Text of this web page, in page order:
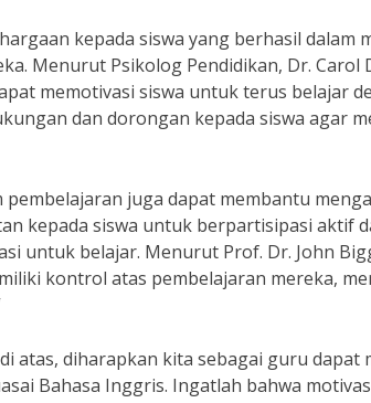
kepada siswa yang berhasil dalam
Menurut Psikolog Pendidikan, Dr. Carol
memotivasi siswa untuk terus belajar
dan dorongan kepada siswa agar
juga dapat membantu
kepada siswa untuk berpartisipasi aktif
untuk belajar. Menurut Prof. Dr. John
kontrol atas pembelajaran mereka,
atas, diharapkan kita sebagai guru dapat
Bahasa Inggris. Ingatlah bahwa